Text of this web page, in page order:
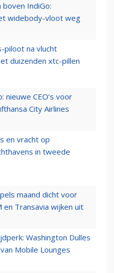
IndiGo:
widebody-vloot weg
piloot na vlucht
duizenden xtc-pillen
nieuwe CEO’s voor
City Airlines
en vracht op
in tweede
maand dicht voor
en Transavia wijken uit
Washington Dulles
Mobile Lounges